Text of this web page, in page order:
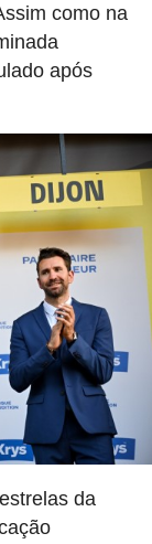
como na
após
da